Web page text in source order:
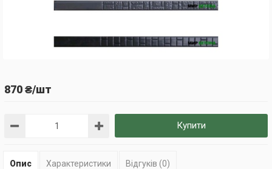
870 ₴/шт
Купити
Опис Характеристики Відгуків (0)